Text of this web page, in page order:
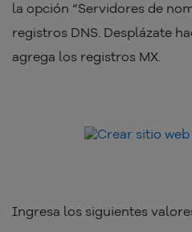
la opción “Servidores de
registros DNS. Desplázate
agrega los registros MX.
Ingresa los siguientes